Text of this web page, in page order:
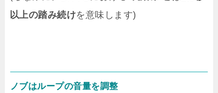
以上の踏み続けを意味します)
ノブはループの音量を調整